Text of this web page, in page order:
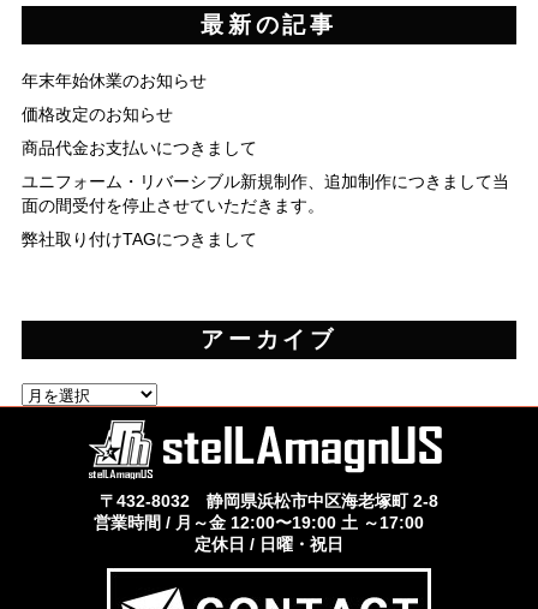
最新の記事
年末年始休業のお知らせ
価格改定のお知らせ
商品代金お支払いにつきまして
ユニフォーム・リバーシブル新規制作、追加制作につきまして当
面の間受付を停止させていただきます。
弊社取り付けTAGにつきまして
アーカイブ
ア
〒432-8032 静岡県浜松市中区海老塚町 2-8
営業時間 / 月～金 12:00〜19:00 土 ～17:00
定休日 / 日曜・祝日